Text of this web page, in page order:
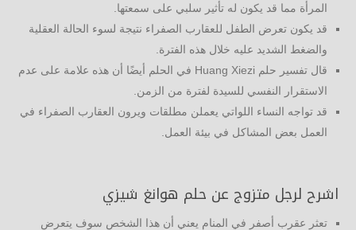
المرأة مما قد يكون له تأثير سلبي على سمعتها.
قد يكون تعرض الطفل للعقارب الصفراء نتيجة لسوء الحالة العقلية
والضغط الشديد عليه خلال هذه الفترة.
قال تفسير حلم Huang Xiezi في الحلم أيضًا أن هذه علامة على عدم
الاستقرار النفسي للسيدة لفترة من الزمن.
قد تواجه النساء اللواتي يعملن مطلقات ويرون العقارب الصفراء في
العمل بعض المشاكل في بيئة العمل.
اشرح لرجل متزوج عن حلم هوانغ شيزي
تعثر عقرب أصفر في المنام يعني أن هذا الشخص سوف يتعرض